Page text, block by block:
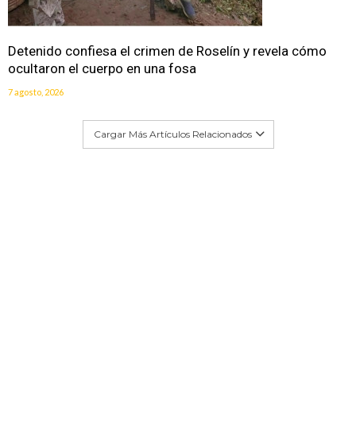
Detenido confiesa el crimen de Roselín y revela cómo
ocultaron el cuerpo en una fosa
7 agosto, 2026
Cargar Más Artículos Relacionados